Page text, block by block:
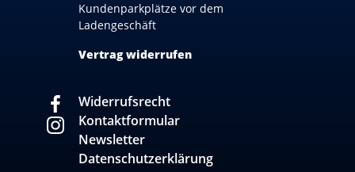
Kundenparkplätze vor dem
Ladengeschäft
Vertrag widerrufen
Widerrufsrecht
Kontaktformular
Newsletter
Datenschutzerklärung